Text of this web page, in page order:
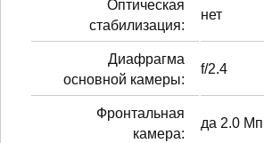
Оптическая
стабилизация:
нет
Диафрагма
основной камеры:
f/2.4
Фронтальная
камера:
да 2.0 Мп